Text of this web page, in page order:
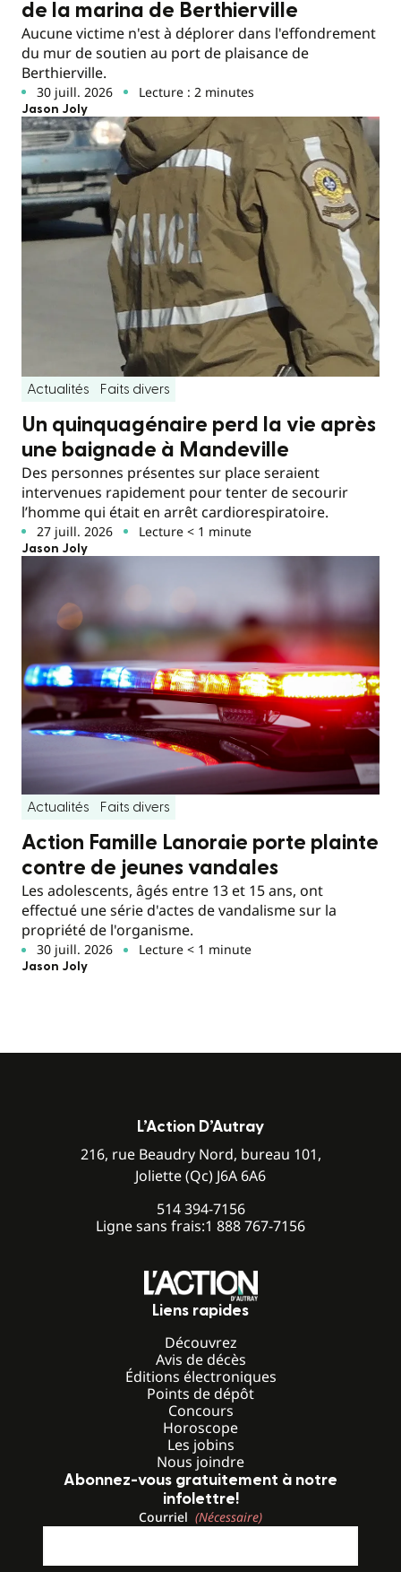
de la marina de Berthierville
Aucune victime n'est à déplorer dans l'effondrement
du mur de soutien au port de plaisance de
Berthierville.
30 juill. 2026 Lecture : 2 minutes
Jason Joly
Actualités Faits divers
Un quinquagénaire perd la vie après
une baignade à Mandeville
Des personnes présentes sur place seraient
intervenues rapidement pour tenter de secourir
l’homme qui était en arrêt cardiorespiratoire.
27 juill. 2026 Lecture < 1 minute
Jason Joly
Actualités Faits divers
Action Famille Lanoraie porte plainte
contre de jeunes vandales
Les adolescents, âgés entre 13 et 15 ans, ont
effectué une série d'actes de vandalisme sur la
propriété de l'organisme.
30 juill. 2026 Lecture < 1 minute
Jason Joly
L’Action D’Autray
216, rue Beaudry Nord, bureau 101,
Joliette (Qc) J6A 6A6
514 394-7156
Ligne sans frais:1 888 767-7156
Liens rapides
Découvrez
Avis de décès
Éditions électroniques
Points de dépôt
Concours
Horoscope
Les jobins
Nous joindre
Abonnez-vous gratuitement à notre
infolettre!
Courriel (Nécessaire)